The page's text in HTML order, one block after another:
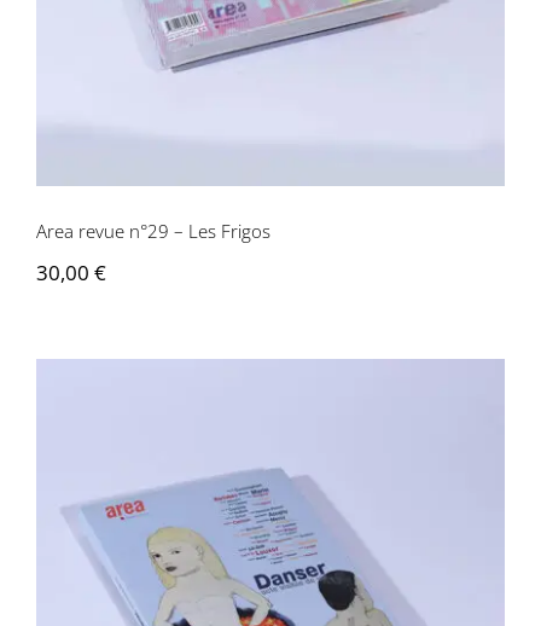
Area revue n°29 – Les Frigos
30,00 €
Area revue n° 28 – Danser, Acte visible
de vie